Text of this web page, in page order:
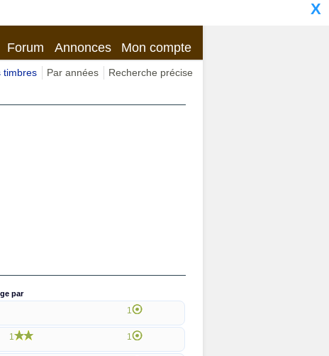
X
Forum Annonces Mon compte
timbres Par années Recherche précise
par
1
1 1